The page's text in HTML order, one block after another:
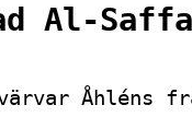
Al-
Åhléns